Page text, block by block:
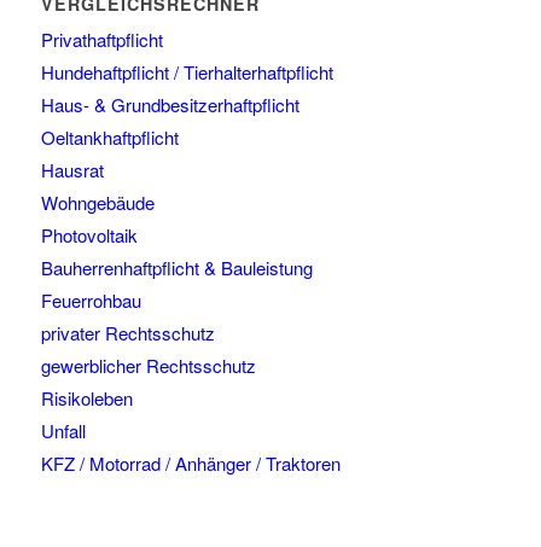
Privathaftpflicht
Hundehaftpflicht / Tierhalterhaftpflicht
Haus- & Grundbesitzerhaftpflicht
Oeltankhaftpflicht
Hausrat
Wohngebäude
Photovoltaik
Bauherrenhaftpflicht & Bauleistung
Feuerrohbau
privater Rechtsschutz
gewerblicher Rechtsschutz
Risikoleben
Unfall
KFZ / Motorrad / Anhänger / Traktoren